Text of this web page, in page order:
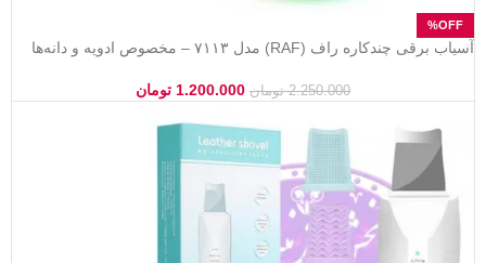
آسیاب برقی چندکاره راف (RAF) مدل ۷۱۱۳ – مخصوص ادویه و دانه‌ها
2.250.000 تومان 1.200.000 تومان